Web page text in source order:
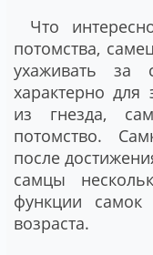
Что
потомства,
ухаживать за
характерно для
из гнезда,
потомство.
после
самцы
функции самок
возраста.